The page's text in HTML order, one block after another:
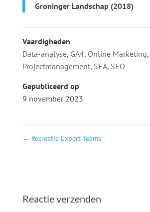
Groninger Landschap (2018)
Vaardigheden
Data-analyse, GA4, Online Marketing,
Projectmanagement, SEA, SEO
Gepubliceerd op
9 november 2023
← Recreatie Expert Teams
Reactie verzenden